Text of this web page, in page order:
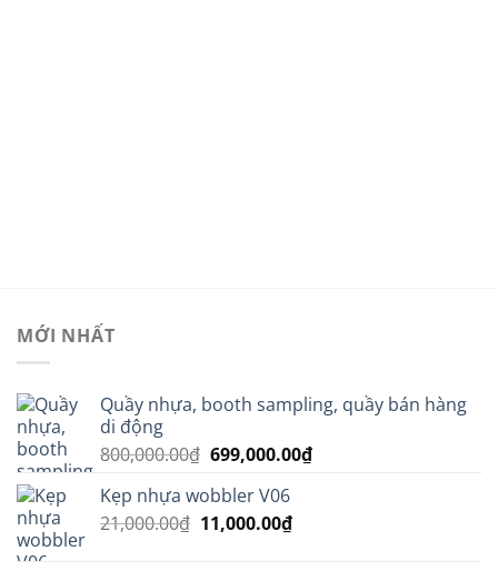
MỚI NHẤT
Quầy nhựa, booth sampling, quầy bán hàng
di động
800,000.00₫ Giá
là:
800,000.00₫.
699,000.00₫Giá
Kẹp nhựa wobbler V06
21,000.00₫ Giá
11,000.00₫Giá